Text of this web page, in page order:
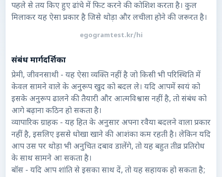
पहले से तय किए हुए ढांचे में फिट करने की कोशिश करता है। कुल
मिलाकर यह ऐसा प्रकार है जिसे थोड़ा और लचीला होने की जरूरत है।
egogramtest.kr/hi
संबंध मार्गदर्शिका
प्रेमी, जीवनसाथी - यह ऐसा व्यक्ति नहीं है जो किसी भी परिस्थिति में
केवल सामने वाले के अनुरूप खुद को बदल ले। यदि आपमें स्वयं को
इसके अनुरूप ढालने की तैयारी और आत्मविश्वास नहीं है, तो संबंध को
आगे बढ़ाना कठिन हो सकता है।
व्यापारिक ग्राहक - यह हित के अनुसार अपना रवैया बदलने वाला प्रकार
नहीं है, इसलिए इससे धोखा खाने की आशंका कम रहती है। लेकिन यदि
आप उस पर थोड़ा भी अनुचित दबाव डालेंगे, तो यह बहुत तीव्र प्रतिरोध
के साथ सामने आ सकता है।
बॉस - यदि आप शांति से इसका साथ दें, तो यह सहायक हो सकता है;